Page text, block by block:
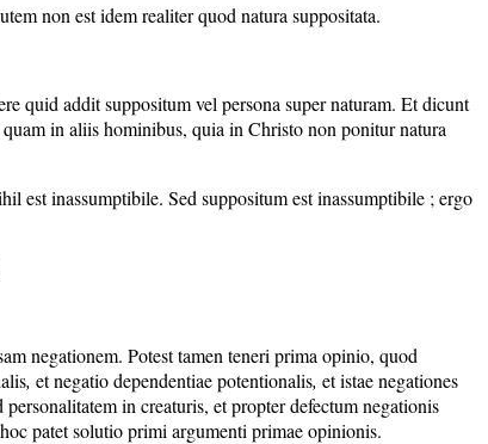
non est idem realiter quod natura suppositata.
quid addit suppositum vel persona super naturam. Et dicunt
in aliis hominibus, quia in Christo non ponitur natura
est inassumptibile. Sed suppositum est inassumptibile ; ergo
negationem. Potest tamen teneri prima opinio, quod
, et negatio dependentiae potentionalis, et istae negationes
in creaturis, et propter defectum negationis
patet solutio primi argumenti primae opinionis.